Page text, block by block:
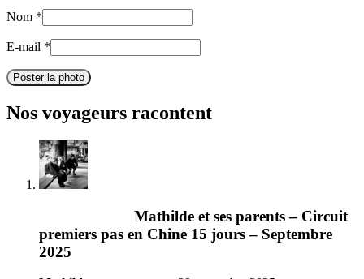
Nom *
E-mail *
Poster la photo
Nos voyageurs racontent
Mathilde et ses parents – Circuit
premiers pas en Chine 15 jours – Septembre
2025